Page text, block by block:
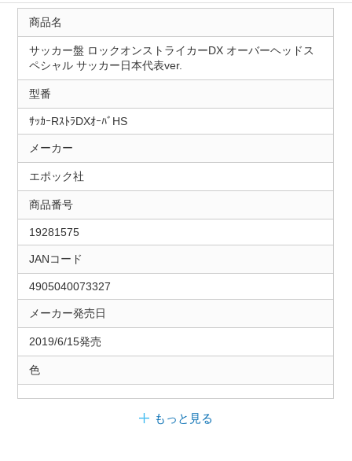
商品名
サッカー盤 ロックオンストライカーDX オーバーヘッドス
ペシャル サッカー日本代表ver.
型番
ｻｯｶｰRｽﾄﾗDXｵｰﾊﾞHS
メーカー
エポック社
商品番号
19281575
JANコード
4905040073327
メーカー発売日
2019/6/15発売
色
もっと見る